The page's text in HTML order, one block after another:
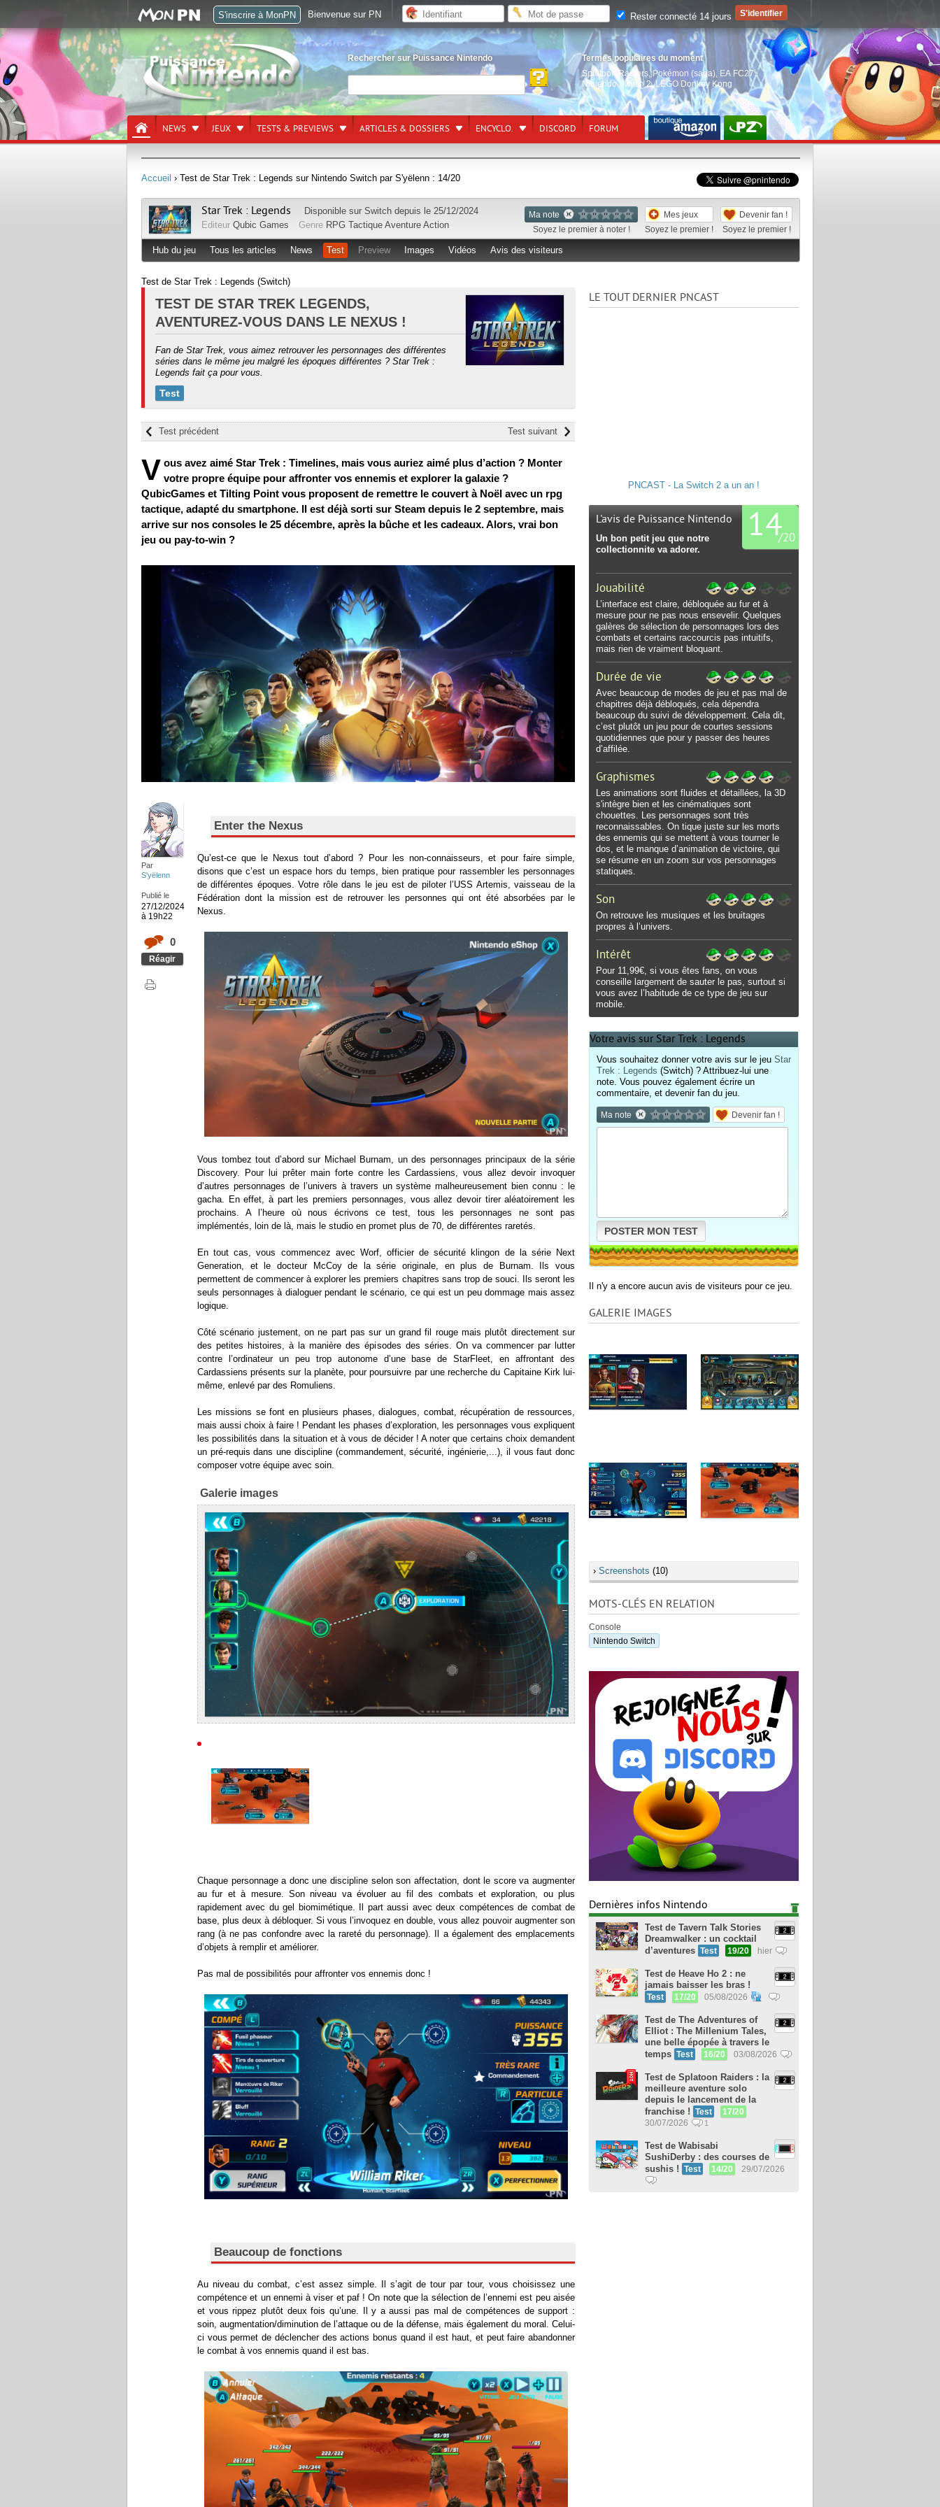
Rechercher sur Puissance Nintendo
Termes populaires du moment
Splatoon Raiders, Pokémon (saga) EA FC27,
Nintendo Switch 2,LEGO Donkey Kong
NEWS JEUX TESTS & PREVIEWS ARTICLES & DOSSIERS ENCYCLO. DISCORD FORUM
Accueil › Test de Star Trek : Legends sur Nintendo Switch par S'yëlenn : 14/20
Ma note
Soyez le premier à noter !
Mes jeux
Soyez le premier !
Devenir fan !
Soyez le premier !
Star Trek : Legends Disponible sur Switch depuis le 25/12/2024
Editeur Qubic Games Genre RPG Tactique Aventure Action
Hub du jeu Tous les articles News Test Preview Images Vidéos Avis des visiteurs
Test de Star Trek : Legends (Switch)
TEST DE STAR TREK LEGENDS,
AVENTUREZ-VOUS DANS LE NEXUS !
Fan de Star Trek, vous aimez retrouver les personnages des différentes
séries dans le même jeu malgré les époques différentes ? Star Trek :
Legends fait ça pour vous.
Test
Test suivant
Test précédent
V ous avez aimé Star Trek : Timelines, mais vous auriez aimé plus d’action ? Monter
votre propre équipe pour affronter vos ennemis et explorer la galaxie ?
QubicGames et Tilting Point vous proposent de remettre le couvert à Noël avec un rpg
tactique, adapté du smartphone. Il est déjà sorti sur Steam depuis le 2 septembre, mais
arrive sur nos consoles le 25 décembre, après la bûche et les cadeaux. Alors, vrai bon
jeu ou pay-to-win ?
Par
S'yëlenn
Publié le
27/12/2024
à 19h22
0
Réagir
Enter the Nexus
Qu’est-ce que le Nexus tout d’abord ? Pour les non-connaisseurs, et pour faire simple,
disons que c’est un espace hors du temps, bien pratique pour rassembler les personnages
de différentes époques. Votre rôle dans le jeu est de piloter l’USS Artemis, vaisseau de la
Fédération dont la mission est de retrouver les personnes qui ont été absorbées par le
Nexus.
Vous tombez tout d’abord sur Michael Burnam, un des personnages principaux de la série
Discovery. Pour lui prêter main forte contre les Cardassiens, vous allez devoir invoquer
d’autres personnages de l’univers à travers un système malheureusement bien connu : le
gacha. En effet, à part les premiers personnages, vous allez devoir tirer aléatoirement les
prochains. A l’heure où nous écrivons ce test, tous les personnages ne sont pas
implémentés, loin de là, mais le studio en promet plus de 70, de différentes raretés.
En tout cas, vous commencez avec Worf, officier de sécurité klingon de la série Next
Generation, et le docteur McCoy de la série originale, en plus de Burnam. Ils vous
permettent de commencer à explorer les premiers chapitres sans trop de souci. Ils seront les
seuls personnages à dialoguer pendant le scénario, ce qui est un peu dommage mais assez
logique.
Côté scénario justement, on ne part pas sur un grand fil rouge mais plutôt directement sur
des petites histoires, à la manière des épisodes des séries. On va commencer par lutter
contre l’ordinateur un peu trop autonome d’une base de StarFleet, en affrontant des
Cardassiens présents sur la planète, pour poursuivre par une recherche du Capitaine Kirk lui-
même, enlevé par des Romuliens.
Les missions se font en plusieurs phases, dialogues, combat, récupération de ressources,
mais aussi choix à faire ! Pendant les phases d’exploration, les personnages vous expliquent
les possibilités dans la situation et à vous de décider ! A noter que certains choix demandent
un pré-requis dans une discipline (commandement, sécurité, ingénierie,...), il vous faut donc
composer votre équipe avec soin.
Galerie images
Chaque personnage a donc une discipline selon son affectation, dont le score va augmenter
au fur et à mesure. Son niveau va évoluer au fil des combats et exploration, ou plus
rapidement avec du gel biomimétique. Il part aussi avec deux compétences de combat de
base, plus deux à débloquer. Si vous l’invoquez en double, vous allez pouvoir augmenter son
rang (à ne pas confondre avec la rareté du personnage). Il a également des emplacements
d’objets à remplir et améliorer.
Pas mal de possibilités pour affronter vos ennemis donc !
Beaucoup de fonctions
Au niveau du combat, c’est assez simple. Il s’agit de tour par tour, vous choisissez une
compétence et un ennemi à viser et paf ! On note que la sélection de l’ennemi est peu aisée
et vous rippez plutôt deux fois qu’une. Il y a aussi pas mal de compétences de support :
soin, augmentation/diminution de l’attaque ou de la défense, mais également du moral. Celui-
ci vous permet de déclencher des actions bonus quand il est haut, et peut faire abandonner
le combat à vos ennemis quand il est bas.
LE TOUT DERNIER PNCAST
PNCAST - La Switch 2 a un an !
14
/20
L'avis de Puissance Nintendo
Un bon petit jeu que notre
collectionnite va adorer.
Jouabilité
L’interface est claire, débloquée au fur et à
mesure pour ne pas nous ensevelir. Quelques
galères de sélection de personnages lors des
combats et certains raccourcis pas intuitifs,
mais rien de vraiment bloquant.
Durée de vie
Avec beaucoup de modes de jeu et pas mal de
chapitres déjà débloqués, cela dépendra
beaucoup du suivi de développement. Cela dit,
c’est plutôt un jeu pour de courtes sessions
quotidiennes que pour y passer des heures
d’affilée.
Graphismes
Les animations sont fluides et détaillées, la 3D
s'intègre bien et les cinématiques sont
chouettes. Les personnages sont très
reconnaissables. On tique juste sur les morts
des ennemis qui se mettent à vous tourner le
dos, et le manque d’animation de victoire, qui
se résume en un zoom sur vos personnages
statiques.
Son
On retrouve les musiques et les bruitages
propres à l’univers.
Intérêt
Pour 11,99€, si vous êtes fans, on vous
conseille largement de sauter le pas, surtout si
vous avez l’habitude de ce type de jeu sur
mobile.
Votre avis sur Star Trek : Legends
Vous souhaitez donner votre avis sur le jeu Star
Trek : Legends (Switch) ? Attribuez-lui une
note. Vous pouvez également écrire un
commentaire, et devenir fan du jeu.
Ma note Devenir fan !
POSTER MON TEST
Il n'y a encore aucun avis de visiteurs pour ce jeu.
GALERIE IMAGES
› Screenshots (10)
MOTS-CLÉS EN RELATION
Console
Nintendo Switch
Dernières infos Nintendo
Test de Tavern Talk Stories
Dreamwalker : un cocktail
d’aventures Test 19/20 hier
Test de Heave Ho 2 : ne
jamais baisser les bras !
Test 17/20 05/08/2026
Test de The Adventures of
Elliot : The Millenium Tales,
une belle épopée à travers le
temps Test 16/20 03/08/2026
Test de Splatoon Raiders : la
meilleure aventure solo
depuis le lancement de la
franchise !
Test
17/20
30/07/2026
1
Test de Wabisabi
SushiDerby : des courses de
sushis !
Test 14/20 29/07/2026
S'inscrire à MonPN Bienvenue sur PN Rester connecté 14 jours